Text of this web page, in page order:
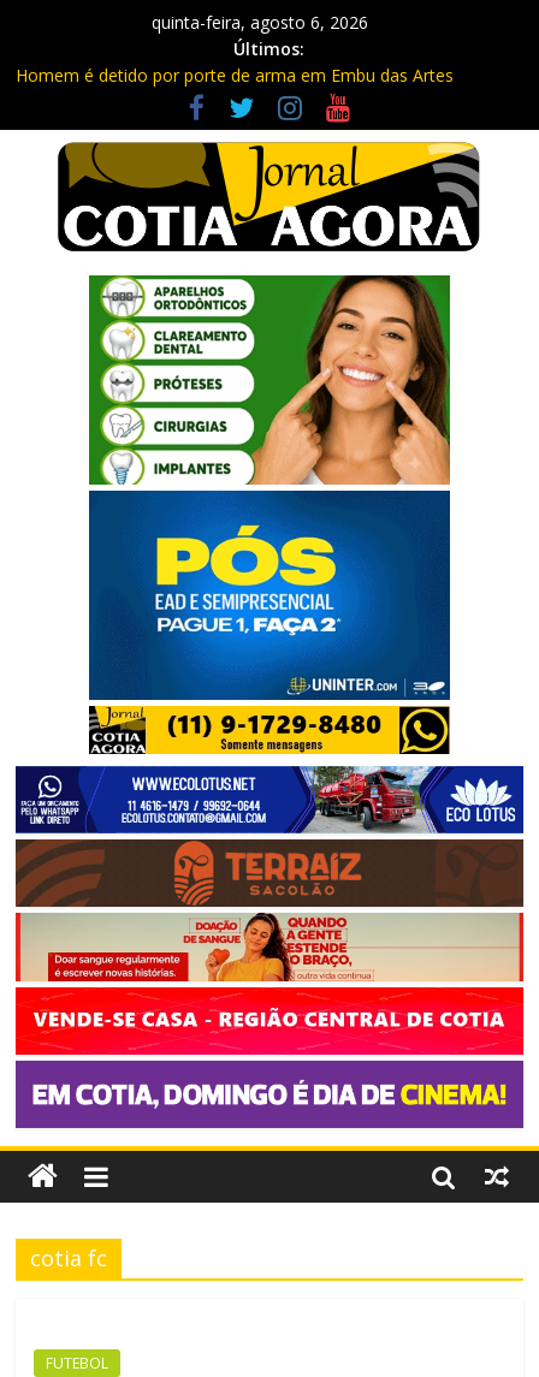
quinta-feira, agosto 6, 2026
Últimos:
Homem é detido por porte de arma em Embu das Artes
Carretas da Capacitação trazem cursos gratuitos para Cotia e
Vargem Grande
Traficante é preso com quase 400 porções de drogas no Jardim
Rosemeire
Radares de Cotia vão passar por manutenção e vias serão
interditadas
cotia fc
FUTEBOL